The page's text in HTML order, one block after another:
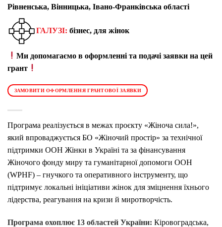
Рівненська, Вінницька, Івано-Франківська області
ГАЛУЗІ: бізнес, для жінок
Ми допомагаємо в оформленні та подачі заявки на цей
грант
ЗАМОВИТИ ОФОРМЛЕННЯ ГРАНТОВОЇ ЗАЯВКИ
Програма реалізується в межах проєкту «Жіноча сила!»,
який впроваджується БО «Жіночий простір» за технічної
підтримки ООН Жінки в Україні та за фінансування
Жіночого фонду миру та гуманітарної допомоги ООН
(WPHF) – гнучкого та оперативного інструменту, що
підтримує локальні ініціативи жінок для зміцнення їхнього
лідерства, реагування на кризи й миротворчість.
Програма охоплює 13 областей України: Кіровоградська,